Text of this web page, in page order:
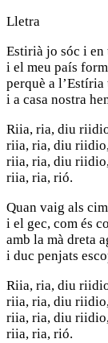
Lletra
Estirià jo sóc i
i el meu país
perquè a
i a casa nostra
Riia, ria, diu
riia, ria, diu
riia, ria, diu
riia, ria, rió.
Quan vaig als
i el gec, com és
amb la mà dreta
i duc penjats
Riia, ria, diu
riia, ria, diu
riia, ria, diu
riia, ria, rió.